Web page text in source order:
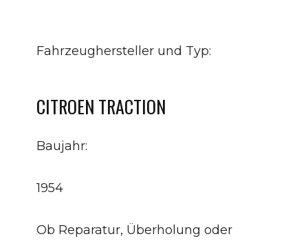
Fahrzeughersteller und Typ:
CITROEN TRACTION
Baujahr:
1954
Ob Reparatur, Überholung oder